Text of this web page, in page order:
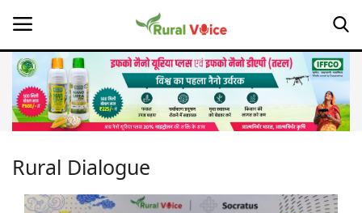
Home
About Us
Rural Dialogue